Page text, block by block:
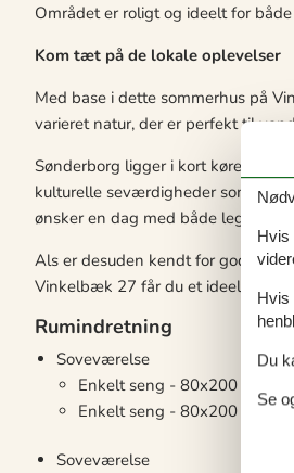
Området er roligt og ideelt for
Kom tæt på de lokale oplevelser
Med base i dette sommerhus på
varieret natur, der er perfekt til
Sønderborg ligger i kort
kulturelle seværdigheder som
ønsker en dag med både leg og
Als er desuden kendt for gode
Vinkelbæk 27 får du et ideelt
Rumindretning
Soveværelse
Enkelt seng - 80x200
Enkelt seng - 80x200
Soveværelse
Hvis
Hvis
Du
Se